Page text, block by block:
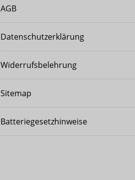
AGB
Datenschutzerklärung
Widerrufsbelehrung
Sitemap
Batteriegesetzhinweise